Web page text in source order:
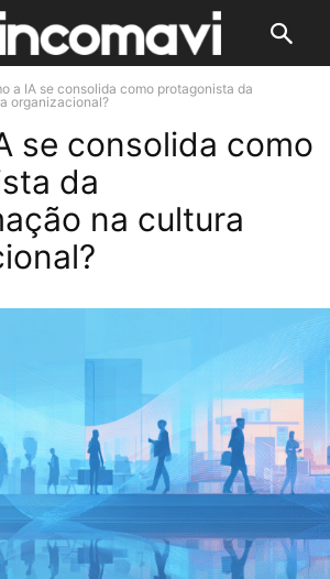
a IA se consolida como protagonista da
organizacional?
se consolida como
da
na cultura